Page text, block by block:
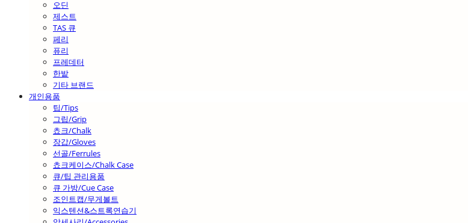
오딘
제스트
TAS 큐
페리
퓨리
프레데터
한밭
기타 브랜드
개인용품
팁/Tips
그립/Grip
쵸크/Chalk
장갑/Gloves
선골/Ferrules
쵸크케이스/Chalk Case
큐/팁 관리용품
큐 가방/Cue Case
조인트캡/무게볼트
익스텐션&스트록연습기